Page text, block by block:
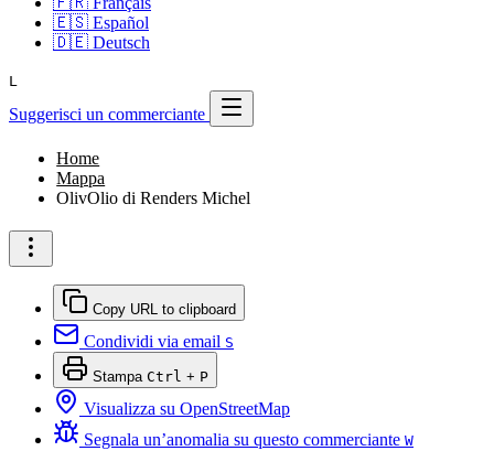
🇪🇸 Español
🇩🇪 Deutsch
L
Suggerisci un commerciante
Home
Mappa
OlivOlio di Renders Michel
Copy URL to clipboard
Condividi via email S
Stampa Ctrl + P
Visualizza su OpenStreetMap
Segnala un’anomalia su questo commerciante W